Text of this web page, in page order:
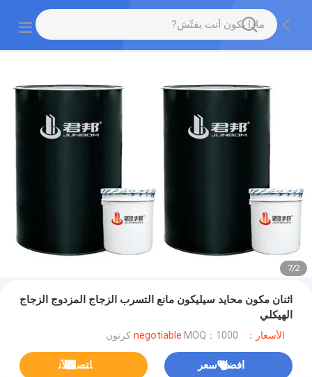
2
/
7
اثنان مكون محايد سيليكون مانع التسرب الزجاج المزدوج الزجاج
الهيكلي
الأسعار：negotiable MOQ：1000 كرتون
افضل سعر ﺎﺘﺼﻟ ﺍﻶﻧ